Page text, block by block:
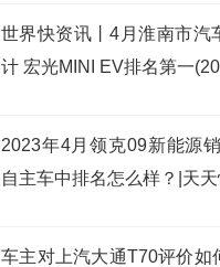
世界快资讯丨4月淮南市汽
计 宏光MINI EV排名第一
2023年4月领克09新能源
自主车中排名怎么样？|天
车主对上汽大通T70评价如